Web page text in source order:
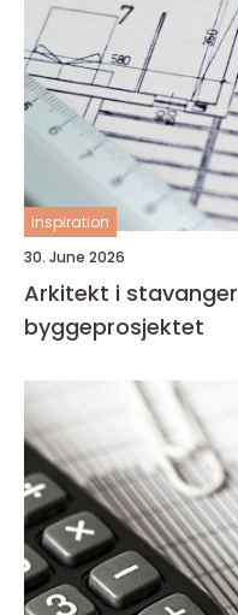
inspiration
30. June 2026
Arkitekt i stavanger slik får du mest ut av
byggeprosjektet